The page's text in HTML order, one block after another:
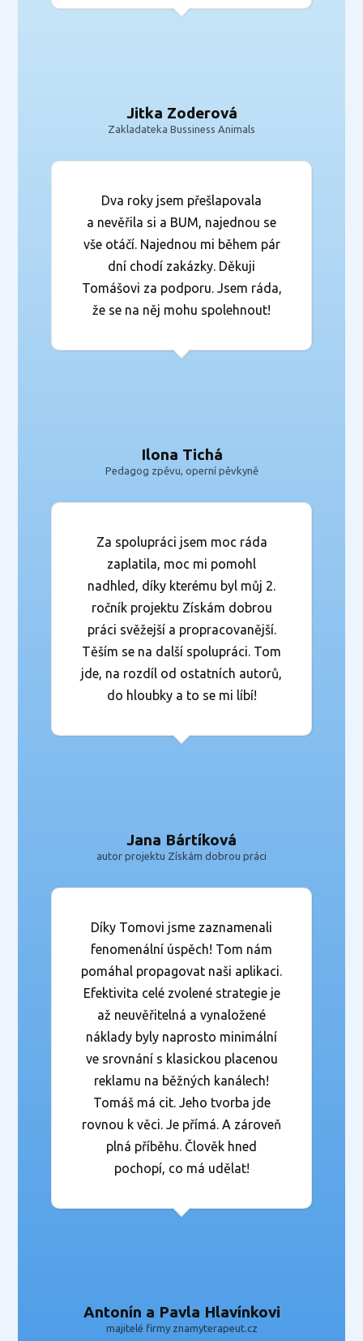
Jitka Zoderová
Zakladateka Bussiness Animals
Dva roky jsem přešlapovala
a nevěřila si a BUM, najednou se
vše otáčí. Najednou mi během pár
dní chodí zakázky. Děkuji
Tomášovi za podporu. Jsem ráda,
že se na něj mohu spolehnout!
Ilona Tichá
Pedagog zpěvu, operní pěvkyně
Za spolupráci jsem moc ráda
zaplatila, moc mi pomohl
nadhled, díky kterému byl můj 2.
ročník projektu Získám dobrou
práci svěžejší a propracovanější.
Těším se na další spolupráci. Tom
jde, na rozdíl od ostatních autorů,
do hloubky a to se mi líbí!
Jana Bártíková
autor projektu Získám dobrou práci
Díky Tomovi jsme zaznamenali
fenomenální úspěch! Tom nám
pomáhal propagovat naši aplikaci.
Efektivita celé zvolené strategie je
až neuvěřitelná a vynaložené
náklady byly naprosto minimální
ve srovnání s klasickou placenou
reklamu na běžných kanálech!
Tomáš má cit. Jeho tvorba jde
rovnou k věci. Je přímá. A zároveň
plná příběhu. Člověk hned
pochopí, co má udělat!
Antonín a Pavla Hlavínkovi
majitelé firmy znamyterapeut.cz